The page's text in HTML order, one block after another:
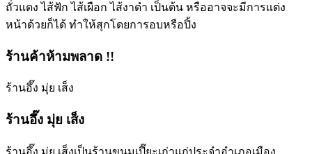
ถั่วแดง ไส้ฟัก ไส้เผือก ไส้งาดำ เป็นต้น หรืออาจจะมีการแต่ง
หน้าด้วยก็ได้ ทำให้สุกโดยการอบหรือปิ้ง
ร้านค้าห้ามพลาด !!
ร้านอึ๊ง มุ่ย เส็ง
ร้านอึ๊ง มุ่ย เส็ง
ร้านอึ๊ง มุ่ย เส็งเป็นร้านขนมเปี๊ยะเก่าแก่ประจำอำเภอเมือง